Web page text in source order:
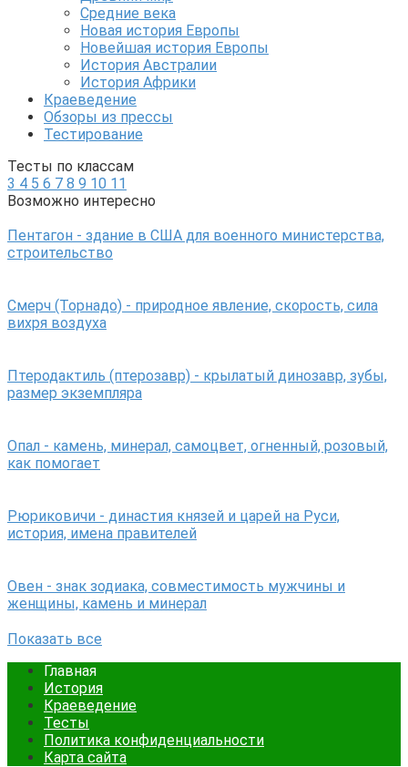
Средние века
Новая история Европы
Новейшая история Европы
История Австралии
История Африки
Краеведение
Обзоры из прессы
Тестирование
Тесты по классам
3 4 5 6 7 8 9 10 11
Возможно интересно
Пентагон - здание в США для военного министерства,
строительство
Смерч (Торнадо) - природное явление, скорость, сила
вихря воздуха
Птеродактиль (птерозавр) - крылатый динозавр, зубы,
размер экземпляра
Опал - камень, минерал, самоцвет, огненный, розовый,
как помогает
Рюриковичи - династия князей и царей на Руси,
история, имена правителей
Овен - знак зодиака, совместимость мужчины и
женщины, камень и минерал
Показать все
Главная
История
Краеведение
Тесты
Политика конфиденциальности
Карта сайта